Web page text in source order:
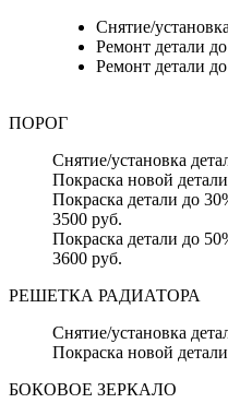
Снятие/
Ремонт детали
Ремонт детали
ПОРОГ
Снятие/установка
Покраска новой
Покраска детали до
3500 руб.
Покраска детали до
3600 руб.
РЕШЕТКА РАДИАТОРА
Снятие/установка
Покраска новой
БОКОВОЕ ЗЕРКАЛО